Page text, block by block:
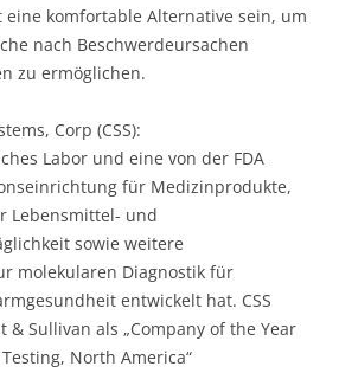
eine komfortable Alternative sein, um
nach Beschwerdeursachen
zu ermöglichen.
Corp (CSS):
Labor und eine von der FDA
für Medizinprodukte,
Lebensmittel- und
sowie weitere
molekularen Diagnostik für
entwickelt hat. CSS
& Sullivan als „Company of the Year
North America“